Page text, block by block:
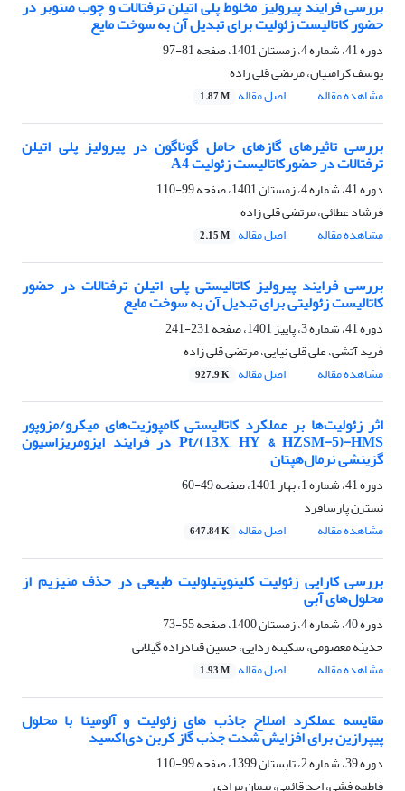
بررسی فرایند پیرولیز مخلوط پلی اتیلن ترفتالات و چوب صنوبر در
حضور کاتالیست زئولیت برای تبدیل آن به سوخت مایع
دوره 41، شماره 4، زمستان 1401، صفحه
81-97
یوسف کرامتیان، مرتضی قلی زاده
مشاهده مقاله
اصل مقاله 1.87 M
بررسی تاثیرهای گازهای حامل گوناگون در پیرولیز پلی اتیلن
ترفتالات در حضورکاتالیست زئولیت A4
دوره 41، شماره 4، زمستان 1401، صفحه
99-110
فرشاد عطائی، مرتضی قلی زاده
مشاهده مقاله
اصل مقاله 2.15 M
بررسی فرایند پیرولیز کاتالیستی پلی اتیلن ترفتالات در حضور
کاتالیست زئولیتی برای تبدیل آن به سوخت مایع
دوره 41، شماره 3، پاییز 1401، صفحه
231-241
فرید آتشی، علی قلی نیایی، مرتضی قلی زاده
مشاهده مقاله
اصل مقاله 927.9 K
اثر زئولیت‌ها بر عملکرد کاتالیستی کامپوزیت‌های میکرو/مزوپور
Pt/(13X, HY & HZSM-5)-HMS در فرایند ایزومریزاسیون
گزینشی نرمال‌هپتان
دوره 41، شماره 1، بهار 1401، صفحه
49-60
نسترن پارسافرد
مشاهده مقاله
اصل مقاله 647.84 K
بررسی کارایی زئولیت کلینوپتیلولیت طبیعی در حذف منیزیم از
محلول‌های آبی
دوره 40، شماره 4، زمستان 1400، صفحه
55-73
حدیثه معصومی، سکینه ردایی، حسین قنادزاده گیلانی
مشاهده مقاله
اصل مقاله 1.93 M
مقایسه عملکرد اصلاح جاذب‏ های زئولیت و آلومینا با محلول
پیپرازین برای افزایش شدت جذب گاز کربن دی‌اکسید
دوره 39، شماره 2، تابستان 1399، صفحه
99-110